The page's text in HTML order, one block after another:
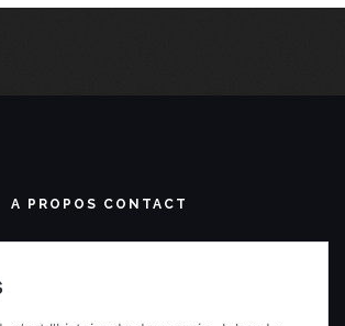
A PROPOS CONTACT